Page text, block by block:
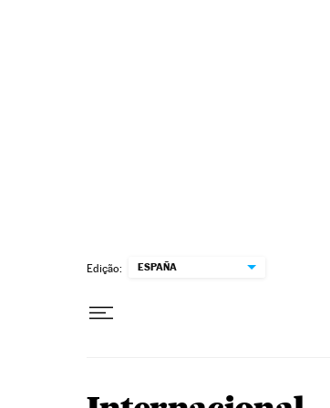
Edição: ESPAÑA